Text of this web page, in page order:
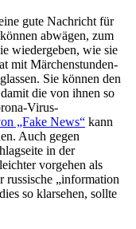
gute Nachricht für
abwägen, zum
wiedergeben, wie sie
mit Märchenstunden-
Sie können den
die von ihnen so
Virus-
„Fake News“ kann
Auch gegen
in der
vorgehen als
russische „information
so klarsehen, sollte